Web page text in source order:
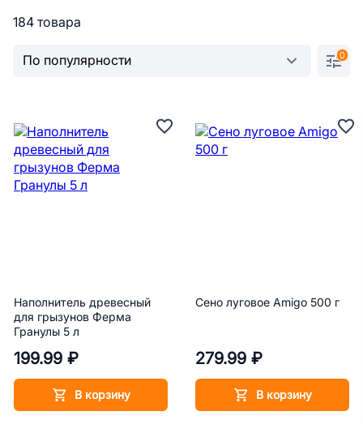
184 товара
0
Наполнитель древесный
для грызунов Ферма
Гранулы 5 л
199.99 ₽
В корзину
Сено луговое Amigo 500 г
279.99 ₽
В корзину